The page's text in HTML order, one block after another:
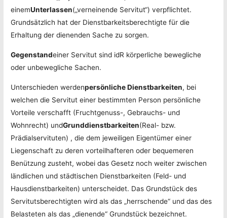
einemUnterlassen(„verneinende Servitut“) verpflichtet.
Grundsätzlich hat der Dienstbarkeitsberechtigte für die
Erhaltung der dienenden Sache zu sorgen.
Gegenstandeiner Servitut sind idR körperliche bewegliche
oder unbewegliche Sachen.
Unterschieden werdenpersönliche Dienstbarkeiten, bei
welchen die Servitut einer bestimmten Person persönliche
Vorteile verschafft (Fruchtgenuss-, Gebrauchs- und
Wohnrecht) undGrunddienstbarkeiten(Real- bzw.
Prädialservituten) , die dem jeweiligen Eigentümer einer
Liegenschaft zu deren vorteilhafteren oder bequemeren
Benützung zusteht, wobei das Gesetz noch weiter zwischen
ländlichen und städtischen Dienstbarkeiten (Feld- und
Hausdienstbarkeiten) unterscheidet. Das Grundstück des
Servitutsberechtigten wird als das „herrschende“ und das des
Belasteten als das „dienende“ Grundstück bezeichnet.